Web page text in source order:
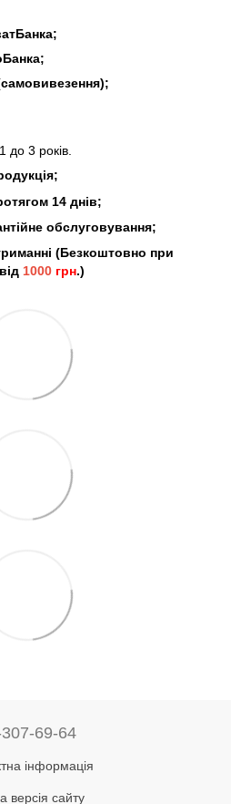
до 3 років.
14 днів;
обслуговування;
(Безкоштовно при
1000 грн.)
69-64
інформація
версія сайту